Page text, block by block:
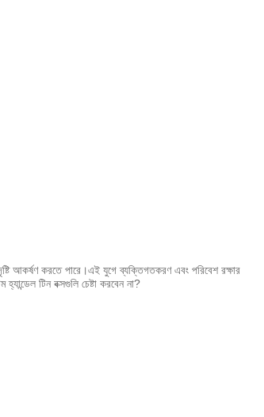
আকর্ষণ করতে পারে।এই যুগে ব্যক্তিগতকরণ এবং পরিবেশ রক্ষার
টিন বক্সগুলি চেষ্টা করবেন না?